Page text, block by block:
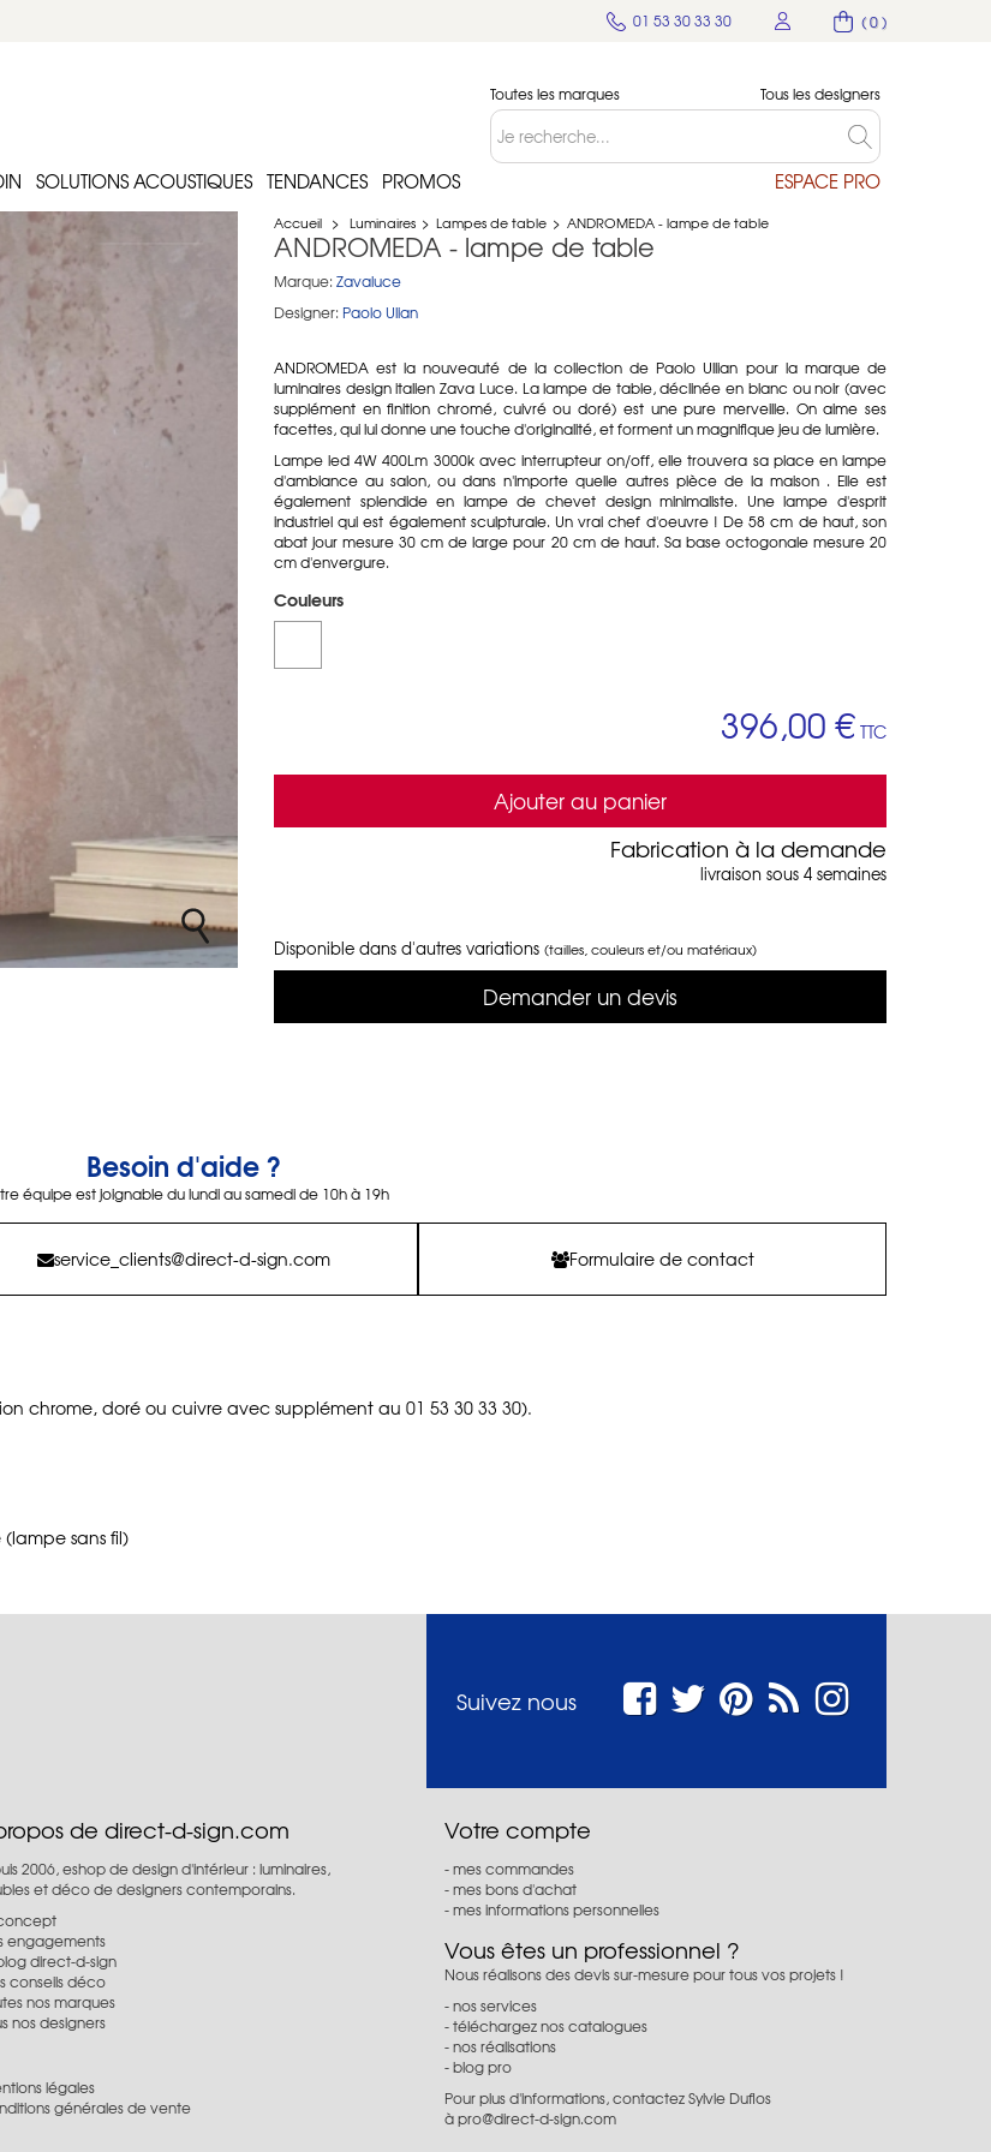
( 0 )
01 53 30 33 30
Toutes les marques Tous les designers
SOLUTIONS ACOUSTIQUES TENDANCES PROMOS ESPACE PRO
Accueil > Luminaires > Lampes de table > ANDROMEDA - lampe de table
ANDROMEDA - lampe de table
Marque: Zavaluce
Designer: Paolo Ulian
ANDROMEDA est la nouveauté de la collection de Paolo Ullian pour la marque de
luminaires design italien Zava Luce. La lampe de table, déclinée en blanc ou noir (avec
supplément en finition chromé, cuivré ou doré) est une pure merveille. On aime ses
facettes, qui lui donne une touche d'originalité, et forment un magnifique jeu de lumière.
Lampe led 4W 400Lm 3000k avec interrupteur on/off, elle trouvera sa place en lampe
d'ambiance au salon, ou dans n'importe quelle autres pièce de la maison . Elle est
également splendide en lampe de chevet design minimaliste. Une lampe d'esprit
industriel qui est également sculpturale. Un vrai chef d'oeuvre ! De 58 cm de haut, son
abat jour mesure 30 cm de large pour 20 cm de haut. Sa base octogonale mesure 20
cm d'envergure.
Couleurs
396,00 € TTC
Ajouter au panier
Fabrication à la demande
livraison sous 4 semaines
Disponible dans d'autres variations (tailles, couleurs et/ou matériaux)
Demander un devis
Besoin d'aide ?
équipe est joignable du lundi au samedi de 10h à 19h
service_clients@direct-d-sign.com Formulaire de contact
chrome, doré ou cuivre avec supplément au 01 53 30 33 30).
sans fil)
Suivez nous
de direct-d-sign.com
2006, eshop de design d'intérieur : luminaires,
et déco de designers contemporains.
engagements
direct-d-sign
conseils déco
nos marques
nos designers
légales
générales de vente
Votre compte
mes commandes
mes bons d'achat
mes informations personnelles
Vous êtes un professionnel ?
Nous réalisons des devis sur-mesure pour tous vos projets !
nos services
téléchargez nos catalogues
nos réalisations
blog pro
Pour plus d'informations, contactez Sylvie Duflos
àpro@direct-d-sign.com